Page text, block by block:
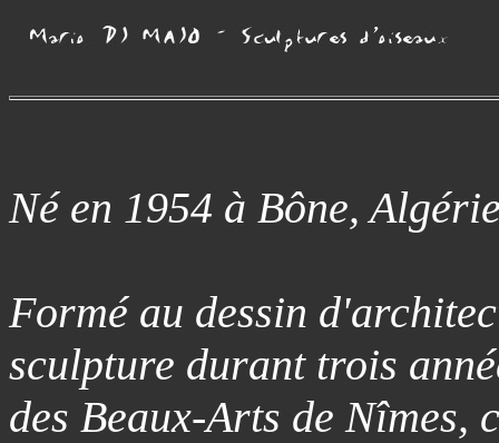
Né en 1954 à Bône,
Formé au dessin
sculpture durant trois
des Beaux-Arts de Nîmes,